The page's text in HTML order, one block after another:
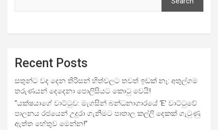
Recent Posts
සතුන්ට වද දෙන තිරිසන් හිත්වලට තවත් ඉඩක් නෑ: අතුල්ගම
තරුණයන් දෙදෙනා පොලිසියට කොටු වෙයි!
“යක්ෂයාගේ වාට්ටුව: මැගසින් බන්ධනාගාරයේ ‘E’ වාට්ටුවේ
පාලනය රජයෙන් උදුරා ගැනීමට පාතාල කල්ලි දෙකක් ගැටුණු
ඇත්ත හේතුව මෙන්න!”